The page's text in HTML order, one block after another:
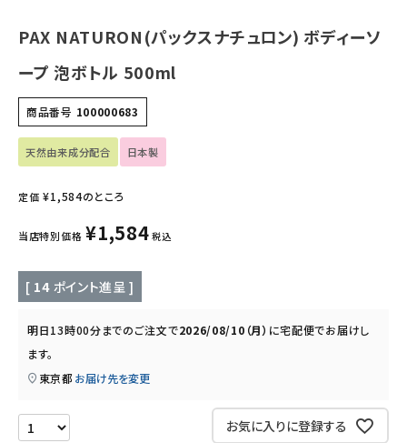
衛生用品
日用品雑貨
フェムケア
キッチン用品
ブランド
PAX NATURON(パックスナチュロン) ボディーソ
ープ 泡ボトル 500ml
商品番号 100000683
天然由来成分配合 日本製
定価 ¥1,584のところ
当店特別価格 ¥1,584 税込
[ 14 ポイント進呈 ]
明日13時00分までのご注文で2026/08/10（月） に宅配便でお届けし
ます。
東京都 お届け先を変更
お気に入りに登録する